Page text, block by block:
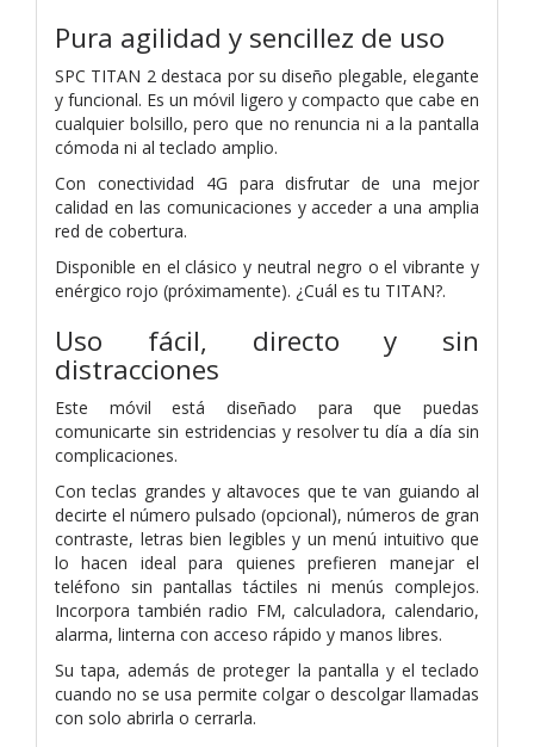
Pura agilidad y sencillez de uso
SPC TITAN 2 destaca por su diseño plegable, elegante
y funcional. Es un móvil ligero y compacto que cabe en
cualquier bolsillo, pero que no renuncia ni a la pantalla
cómoda ni al teclado amplio.
Con conectividad 4G para disfrutar de una mejor
calidad en las comunicaciones y acceder a una amplia
red de cobertura.
Disponible en el clásico y neutral negro o el vibrante y
enérgico rojo (próximamente). ¿Cuál es tu TITAN?.
Uso fácil, directo y sin
distracciones
Este móvil está diseñado para que puedas
comunicarte sin estridencias y resolver tu día a día sin
complicaciones.
Con teclas grandes y altavoces que te van guiando al
decirte el número pulsado (opcional), números de gran
contraste, letras bien legibles y un menú intuitivo que
lo hacen ideal para quienes prefieren manejar el
teléfono sin pantallas táctiles ni menús complejos.
Incorpora también radio FM, calculadora, calendario,
alarma, linterna con acceso rápido y manos libres.
Su tapa, además de proteger la pantalla y el teclado
cuando no se usa permite colgar o descolgar llamadas
con solo abrirla o cerrarla.